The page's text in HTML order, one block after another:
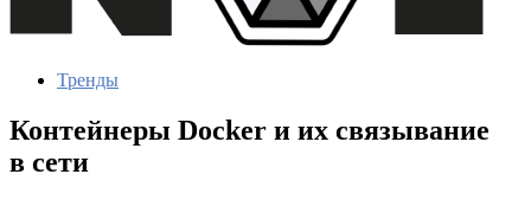
Тренды
Контейнеры Docker и их связывание
в сети